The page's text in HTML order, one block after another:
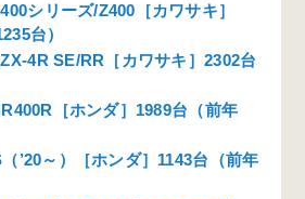
シリーズ/Z400［カワサキ］
台）
4R SE/RR［カワサキ］2302台
［ホンダ］1989台（前年
’20～）［ホンダ］1143台（前年